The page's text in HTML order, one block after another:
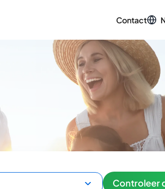
Contact
Controleer